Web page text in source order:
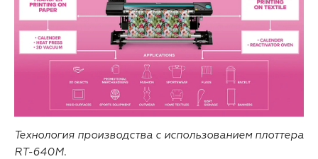
Технология производства с использованием плоттера
RT-640M.